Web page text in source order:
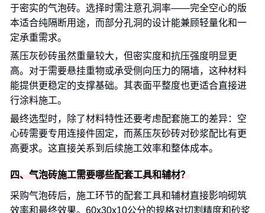
于密实的气泡砖。选择时需注意孔洞率——完全空心的版
本适合纯隔断用途，而部分孔洞的设计能兼顾轻量化和一
定承重需求。
蒸压灰砂砖虽然重量较大，但密实度和抗压强度明显更
高。对于需要悬挂重物或承受侧向压力的隔墙，这种材料
能提供更稳定的支撑基础。其表面平整度也更适合直接进
行涂料施工。
最终选型时，除了材料特性还要考虑配套施工的差异：空
心砖需要专用连接件固定，而蒸压灰砂砖对砂浆配比有更
高要求。这直接关系到后续施工效率和整体成本。
四、气泡砖施工需要哪些配套工具和辅材？
采购气泡砖后，施工环节的配套工具和辅材直接影响砌筑
效率和最终效果。60x30x10公分的规格对切割精度和砂浆